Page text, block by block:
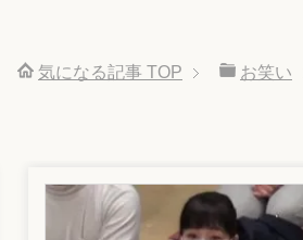
気になる記事 TOP お笑い